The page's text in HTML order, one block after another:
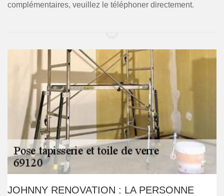
complémentaires, veuillez le téléphoner directement.
JOHNNY RENOVATION : LA PERSONNE